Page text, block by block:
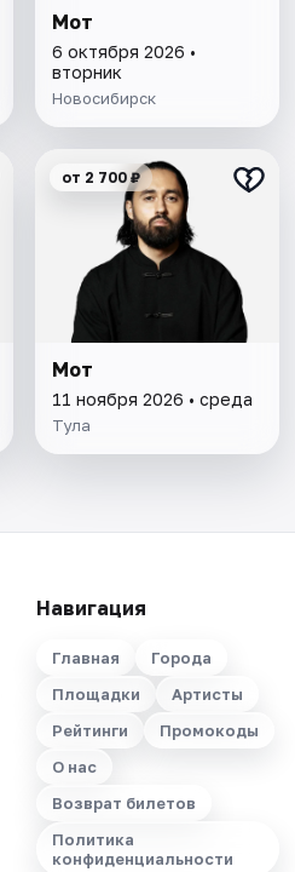
Мот
6 октября 2026 •
вторник
Новосибирск
от 2 700 ₽
Мот
11 ноября 2026 • среда
Тула
Навигация
Главная
Города
Площадки
Артисты
Рейтинги
Промокоды
О нас
Возврат билетов
Политика
конфиденциальности